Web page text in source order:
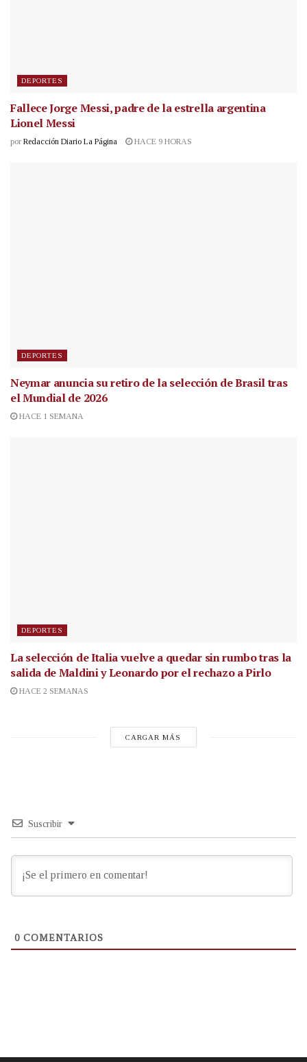
DEPORTES
Fallece Jorge Messi, padre de la estrella argentina
Lionel Messi
por Redacción Diario La Página HACE 9 HORAS
DEPORTES
Neymar anuncia su retiro de la selección de Brasil tras
el Mundial de 2026
HACE 1 SEMANA
DEPORTES
La selección de Italia vuelve a quedar sin rumbo tras la
salida de Maldini y Leonardo por el rechazo a Pirlo
HACE 2 SEMANAS
CARGAR MÁS
Suscribir
0 COMENTARIOS